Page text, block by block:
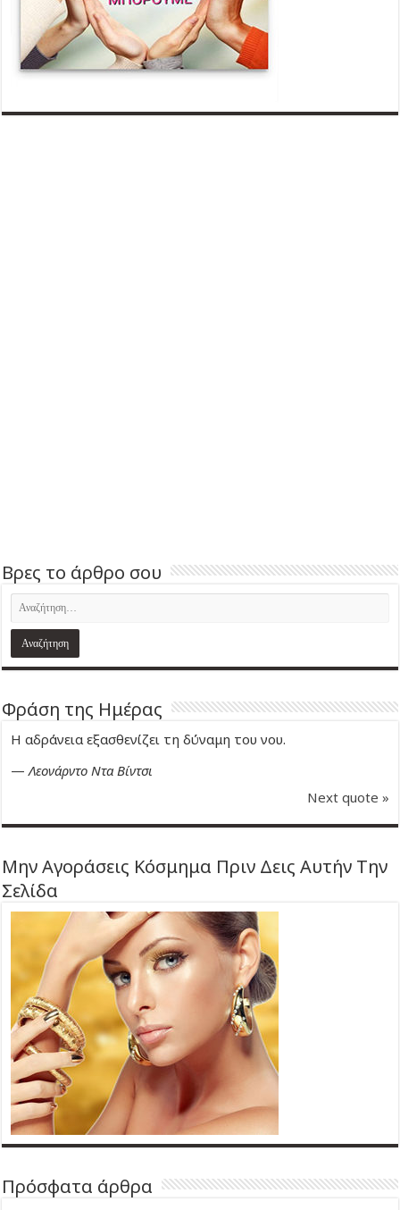
Βρες το άρθρο σου
Φράση της Ημέρας
Η αδράνεια εξασθενίζει τη δύναμη του νου.
—Λεονάρντο Ντα Βίντσι
Next quote »
Μην Αγοράσεις Κόσμημα Πριν Δεις Αυτήν Την
Σελίδα
Πρόσφατα άρθρα